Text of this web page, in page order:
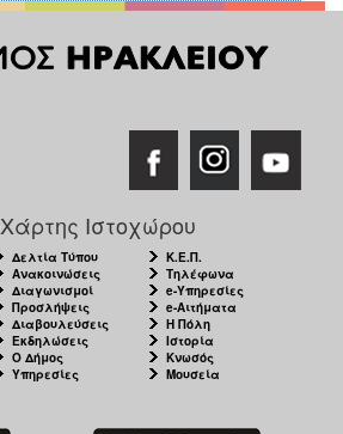
Χάρτης Ιστοχώρου
Δελτία Τύπου
Ανακοινώσεις
Διαγωνισμοί
Προσλήψεις
Διαβουλεύσεις
Εκδηλώσεις
Ο Δήμος
Υπηρεσίες
Κ.Ε.Π.
Τηλέφωνα
e-Υπηρεσίες
e-Αιτήματα
Η Πόλη
Ιστορία
Κνωσός
Μουσεία